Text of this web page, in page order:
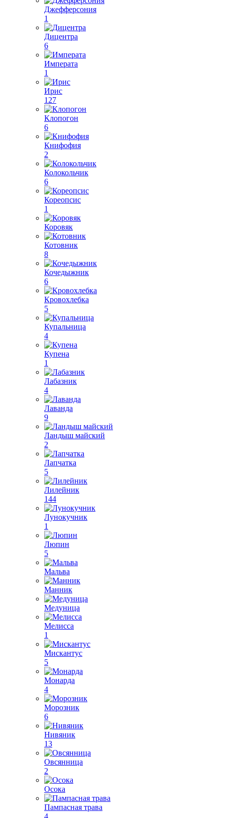
Джефферсония
1
Дицентра
6
Императа
1
Ирис
127
Клопогон
6
Книфофия
2
Колокольчик
6
Кореопсис
1
Коровяк
Котовник
8
Кочедыжник
6
Кровохлебка
5
Купальница
4
Купена
1
Лабазник
4
Лаванда
9
Ландыш майский
2
Лапчатка
5
Лилейник
144
Лунокучник
1
Люпин
5
Мальва
Манник
Медуница
Мелисса
1
Мискантус
5
Монарда
4
Морозник
6
Нивяник
13
Овсянница
2
Осока
Пампасная трава
4